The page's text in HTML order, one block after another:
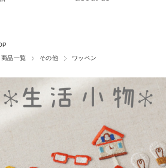
商品一覧
その他 ワッペン